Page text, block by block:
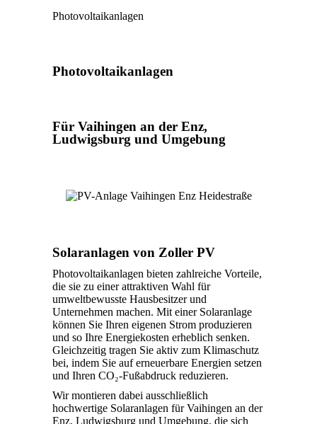
Photovoltaikanlagen
Photovoltaikanlagen
Für Vaihingen an der Enz,
Ludwigsburg und Umgebung
Solaranlagen von Zoller PV
Photovoltaikanlagen bieten zahlreiche Vorteile,
die sie zu einer attraktiven Wahl für
umweltbewusste Hausbesitzer und
Unternehmen machen. Mit einer Solaranlage
können Sie Ihren eigenen Strom produzieren
und so Ihre Energiekosten erheblich senken.
Gleichzeitig tragen Sie aktiv zum Klimaschutz
bei, indem Sie auf erneuerbare Energien setzen
und Ihren CO₂-Fußabdruck reduzieren.
Wir montieren dabei ausschließlich
hochwertige Solaranlagen für Vaihingen an der
Enz, Ludwigsburg und Umgebung, die sich